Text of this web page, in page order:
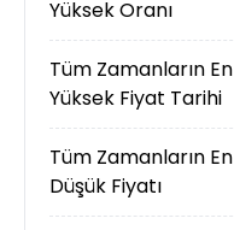
Yüksek Oranı
Tüm Zamanların En
Yüksek Fiyat Tarihi
Tüm Zamanların En
Düşük Fiyatı